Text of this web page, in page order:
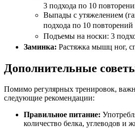
3 подхода по 10
Выпады с утяжелением
подхода по 10
Подъемы на носки: 3
Заминка: Растяжка мышц ног,
Дополнительные
Помимо регулярных тренировок,
следующие рекомендации:
Правильное питание:
количество белка, углеводов и